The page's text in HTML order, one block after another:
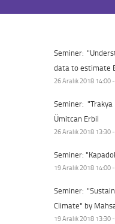
Seminer:
data to estimate
26 Aralık 2018 14:00
Seminer:
Ümitcan Erbil
26 Aralık 2018 13:30
Seminer:
19 Aralık 2018 14:00
Seminer:
Climate" by
19 Aralık 2018 13:30